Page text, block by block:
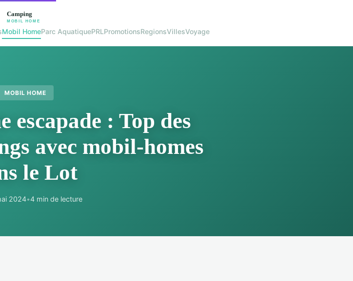
Mobil HomeParc AquatiquePRLPromotionsRegionsVillesVoyage
MOBIL HOME
escapade : Top des
avec mobil-homes
le Lot
2024•4 min de lecture